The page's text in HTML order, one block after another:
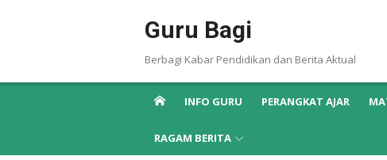
Guru Bagi
Berbagi Kabar Pendidikan dan Berita Aktual
INFO GURU PERANGKAT AJAR
RAGAM BERITA